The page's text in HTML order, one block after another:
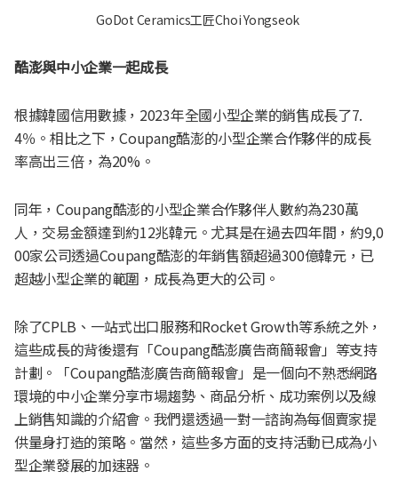
GoDot Ceramics工匠Choi Yongseok
酷澎與中小企業一起成長
根據韓國信用數據，2023年全國小型企業的銷售成長了7.
4％。相比之下，Coupang酷澎的小型企業合作夥伴的成長
率高出三倍，為20%。
同年，Coupang酷澎的小型企業合作夥伴人數約為230萬
人，交易金額達到約12兆韓元。尤其是在過去四年間，約9,0
00家公司透過Coupang酷澎的年銷售額超過300億韓元，已
超越小型企業的範圍，成長為更大的公司。
除了CPLB、一站式出口服務和Rocket Growth等系統之外，
這些成長的背後還有「Coupang酷澎廣告商簡報會」等支持
計劃。「Coupang酷澎廣告商簡報會」是一個向不熟悉網路
環境的中小企業分享市場趨勢、商品分析、成功案例以及線
上銷售知識的介紹會。我們還透過一對一諮詢為每個賣家提
供量身打造的策略。當然，這些多方面的支持活動已成為小
型企業發展的加速器。